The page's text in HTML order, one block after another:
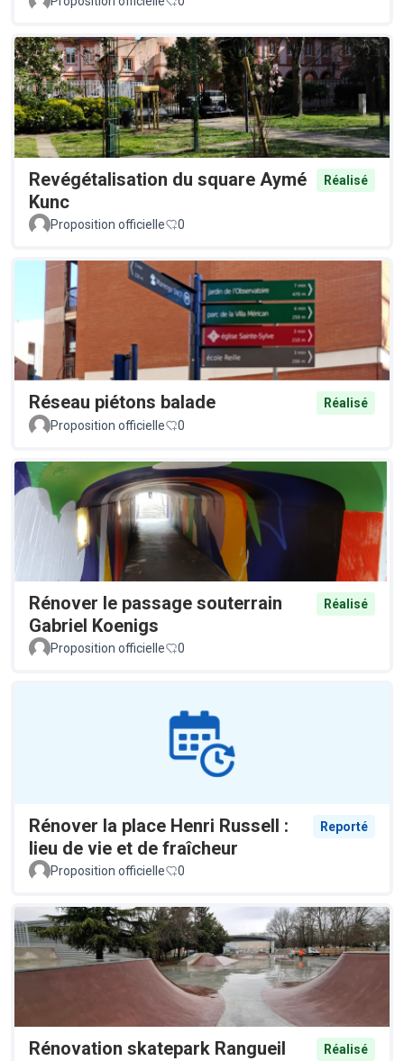
Revégétalisation du square Aymé
Kunc
Réalisé
Proposition officielle 0
Réseau piétons balade
Réalisé
Proposition officielle
0
Rénover le passage souterrain
Gabriel Koenigs
Réalisé
Proposition officielle 0
Rénover la place Henri Russell :
lieu de vie et de fraîcheur
Reporté
Proposition officielle 0
Rénovation skatepark Rangueil
Réalisé